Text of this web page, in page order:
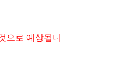
으로 예상됩니